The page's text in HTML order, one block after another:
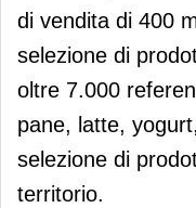
di vendita di 400
selezione di
oltre 7.000
pane, latte,
selezione di
territorio.